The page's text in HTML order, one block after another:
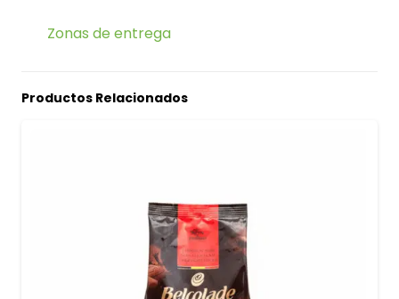
Zonas de entrega
Productos Relacionados